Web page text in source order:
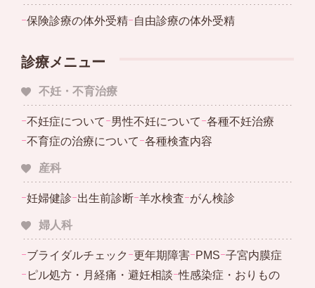
ｰ保険診療の体外受精ｰ自由診療の体外受精
診療メニュー
不妊・不育治療
ｰ不妊症についてｰ男性不妊についてｰ各種不妊治療
ｰ不育症の治療についてｰ各種検査内容
産科
ｰ妊婦健診ｰ出生前診断ｰ羊水検査ｰがん検診
婦人科
ｰブライダルチェック ｰ更年期障害ｰPMSｰ子宮内膜症
ｰ ピル処方・月経痛・避妊相談ｰ性感染症・おりもの